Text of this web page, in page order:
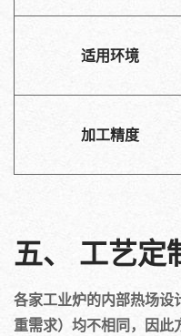
适用环境
加工精度
五、 工艺定
各家工业炉的内部热场设
重需求）均不相同，因此